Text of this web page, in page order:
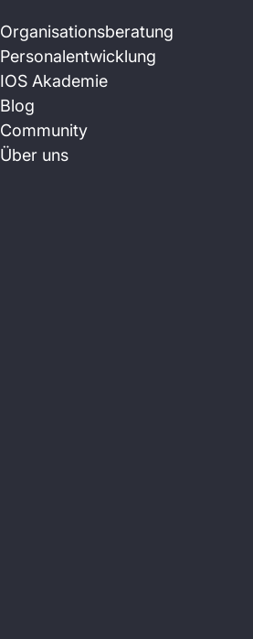
Organisationsberatung
Personalentwicklung
IOS Akademie
Blog
Community
Über uns